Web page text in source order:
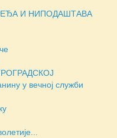
И НИПОДАШТАВА
у вечној служби